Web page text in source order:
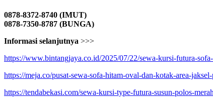
0878-8372-8740 (IMUT)
0878-7350-8787 (BUNGA)
Informasi selanjutnya >>>
https://www.bintangjaya.co.id/2025/07/22/sewa-kursi-futura-
https://meja.co/pusat-sewa-sofa-hitam-oval-dan-kotak-area-
https://tendabekasi.com/sewa-kursi-type-futura-susun-polos-